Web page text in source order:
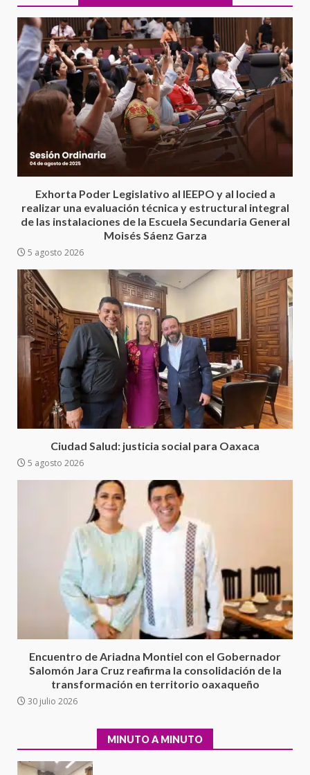
Exhorta Poder Legislativo al IEEPO y al Iocied a
realizar una evaluación técnica y estructural integral
de las instalaciones de la Escuela Secundaria General
Moisés Sáenz Garza
5 agosto 2026
Ciudad Salud: justicia social para Oaxaca
5 agosto 2026
Encuentro de Ariadna Montiel con el Gobernador
Salomón Jara Cruz reafirma la consolidación de la
transformación en territorio oaxaqueño
30 julio 2026
MINUTO A MINUTO
3
Encuentro de Ariadna Montiel
con el Gobernador Salomón Jara
Cruz reafirma la consolidación
de la transformación en
territorio oaxaqueño
30 julio 2026
4
Juan Mazatlán
20 julio 2026
5
Sanciona Municipio de Oaxaca
de Juárez caso de maltrato
animal tras denuncia ciudadana
16 julio 2026
Detienen a Ernesto Ruffo en Baja
California; FGR lo investiga por
presuntos delitos de
16 julio 2026
Sin paso carretera Oaxaca-
Cuacnopalan
26 junio 2026
Exhorta Poder Legislativo al
IEEPO y al Iocied a realizar una
evaluación técnica y estructural
integral de las instalaciones de la
Moisés Sáenz Garza
5 agosto 2026
5 agosto 2026